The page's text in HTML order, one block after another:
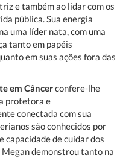
e também ao lidar com os
pública. Sua energia
uma líder nata, com uma
tanto em papéis
em suas ações fora das
em Câncerconfere-lhe
protetora e
conectada com sua
são conhecidos por
capacidade de cuidar dos
Megan demonstrou tanto na